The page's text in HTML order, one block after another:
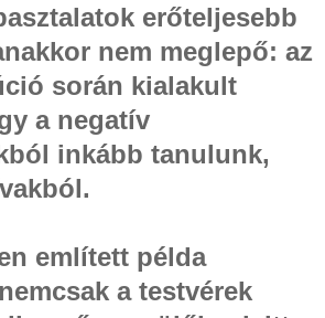
erőteljesebb
nem meglepő: az
során kialakult
a negatív
inkább tanulunk,
említett példa
a testvérek